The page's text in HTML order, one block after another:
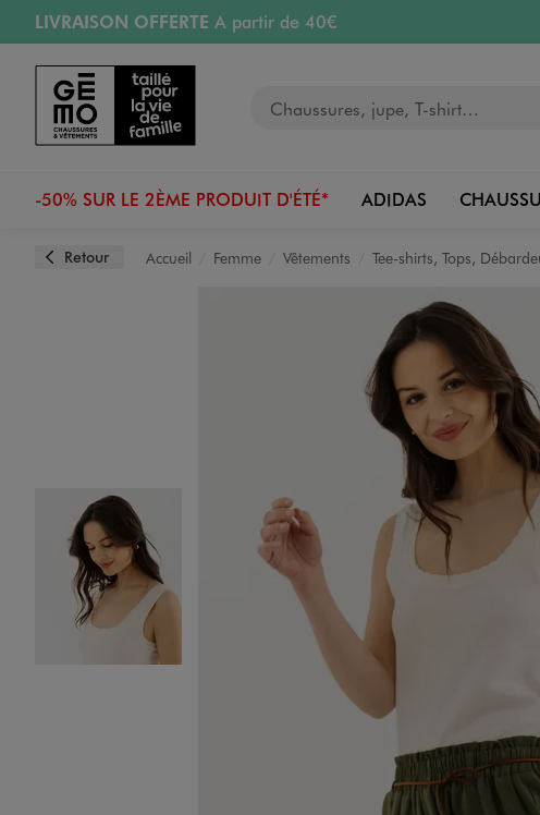
Aller au contenu principal
Aller à la navigation
LIVRAISON OFFERTE A partir de 40€
RETRAIT ET LIVRAISON OFFERTE
RÉSERVATION GRATUITE
4h en magasin
Retours OFFERTSpendant 30 jours
-50% SUR LE 2ÈME PRODUIT D'ÉTÉ* ADIDAS
Retour Accueil Femme Vêtements Tee-shirts, Tops,
Image 2 sur 4